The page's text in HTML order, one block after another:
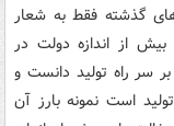
گذشته فقط به شعار
از اندازه دولت در
سر راه تولید دانست و
است نمونه بارز آن